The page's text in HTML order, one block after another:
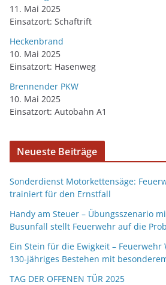
11. Mai 2025
Einsatzort: Schaftrift
Heckenbrand
10. Mai 2025
Einsatzort: Hasenweg
Brennender PKW
10. Mai 2025
Einsatzort: Autobahn A1
Neueste Beiträge
Sonderdienst Motorkettensäge:
trainiert für den Ernstfall
Handy am Steuer – Übungsszenario
Busunfall stellt Feuerwehr auf die
Ein Stein für die Ewigkeit –
130-jähriges Bestehen mit
TAG DER OFFENEN TÜR 2025